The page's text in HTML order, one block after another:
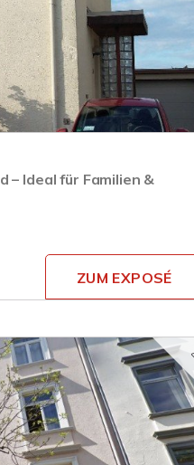
– Ideal für Familien &
ZUM EXPOSÉ